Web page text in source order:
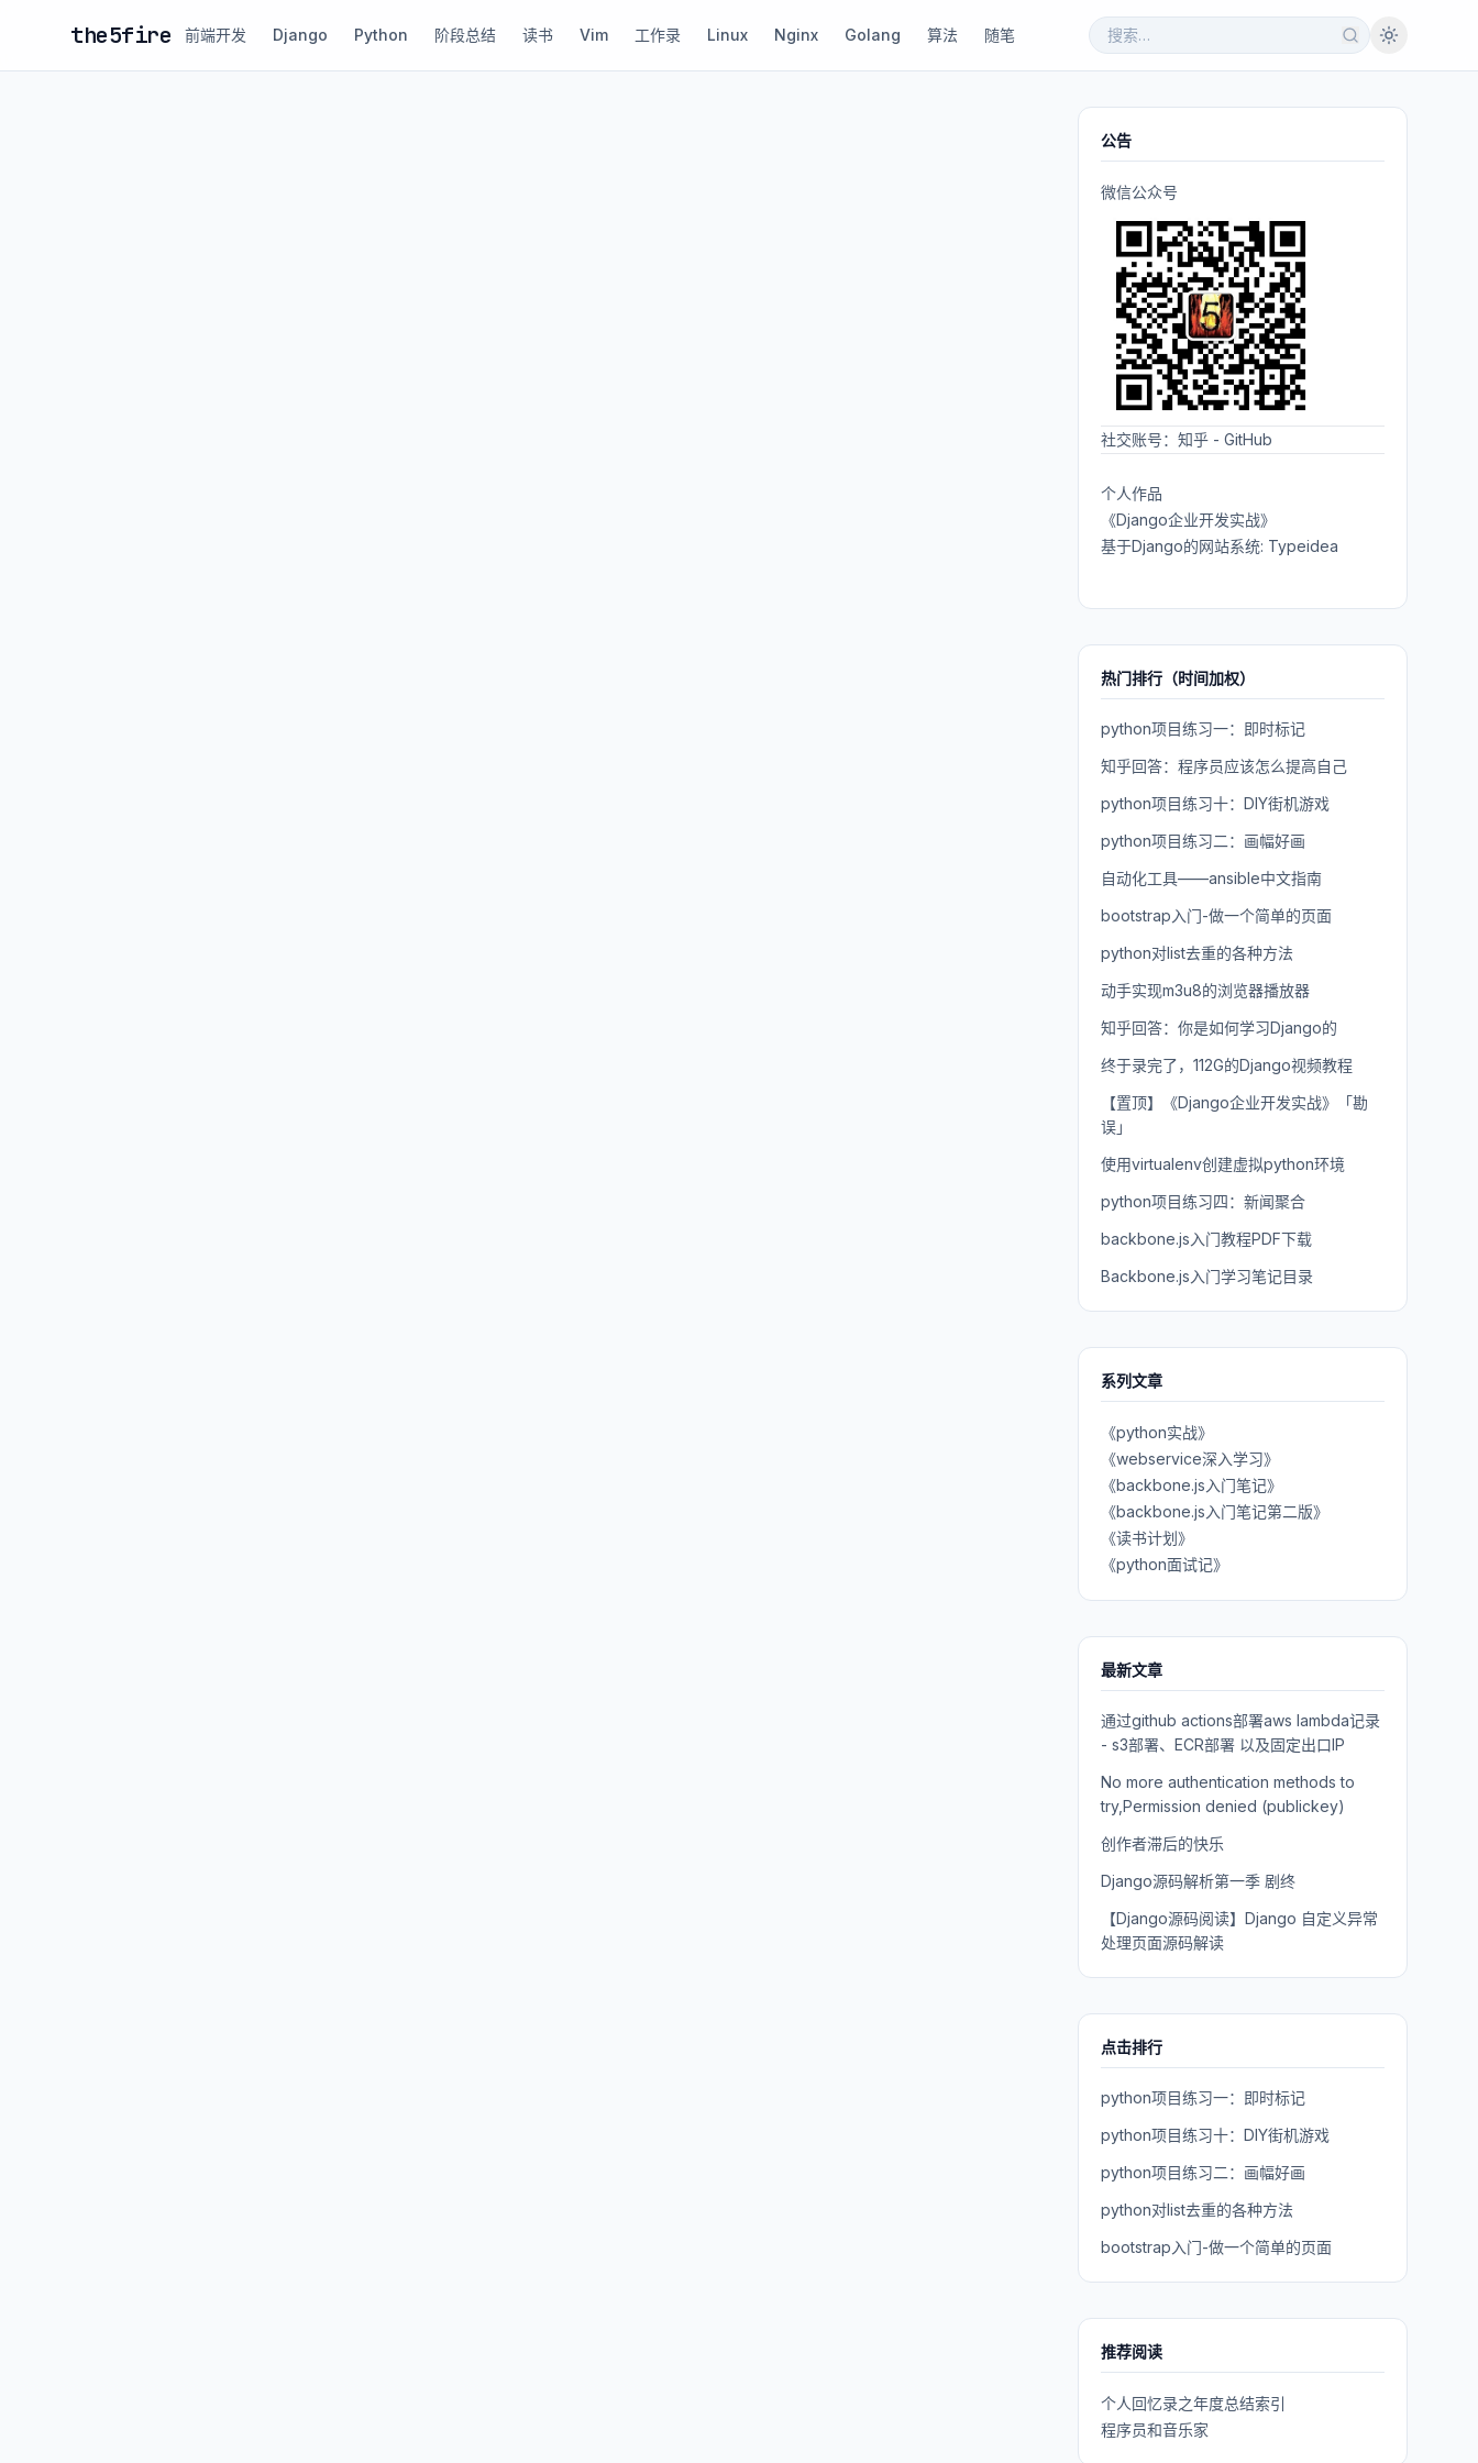
the5fire 前端开发 Django Python 阶段总结 读书 Vim 工作录 Linux Nginx Golang 算法 随笔
公告
微信公众号
社交账号： 知乎 - GitHub
个人作品
《Django企业开发实战》
基于Django的网站系统: Typeidea
热门排行（时间加权）
python项目练习一：即时标记
知乎回答：程序员应该怎么提高自己
python项目练习十：DIY街机游戏
python项目练习二：画幅好画
自动化工具——ansible中文指南
bootstrap入门-做一个简单的页面
python对list去重的各种方法
动手实现m3u8的浏览器播放器
知乎回答：你是如何学习Django的
终于录完了，112G的Django视频教程
【置顶】《Django企业开发实战》「勘
误」
使用virtualenv创建虚拟python环境
python项目练习四：新闻聚合
backbone.js入门教程PDF下载
Backbone.js入门学习笔记目录
系列文章
《python实战》
《webservice深入学习》
《backbone.js入门笔记》
《backbone.js入门笔记第二版》
《读书计划》
《python面试记》
最新文章
通过github actions部署aws lambda记录
- s3部署、ECR部署 以及固定出口IP
No more authentication methods to
try,Permission denied (publickey)
创作者滞后的快乐
Django源码解析第一季 剧终
【Django源码阅读】Django 自定义异常
处理页面源码解读
点击排行
python项目练习一：即时标记
python项目练习十：DIY街机游戏
python项目练习二：画幅好画
python对list去重的各种方法
bootstrap入门-做一个简单的页面
推荐阅读
个人回忆录之年度总结索引
程序员和音乐家